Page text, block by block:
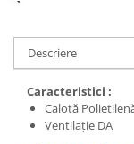
Hanorace
Jachete
Pantaloni
Pantaloni scurti
Salopetă cu pieptar
Descriere
Caracteristici :
Calotă
Ventilaţie DA